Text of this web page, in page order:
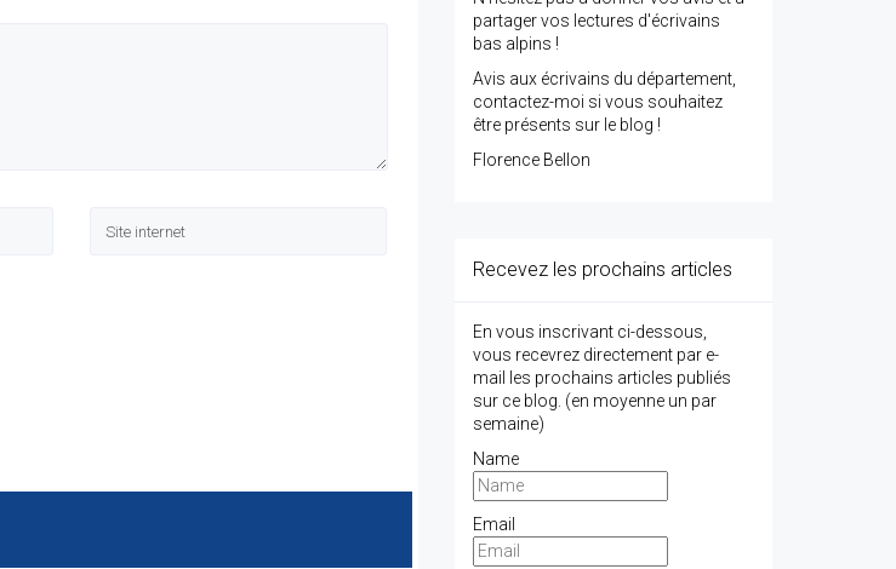
partager vos lectures d'écrivains
bas alpins !
Avis aux écrivains du département,
contactez-moi si vous souhaitez
être présents sur le blog !
Florence Bellon
Recevez les prochains articles
En vous inscrivant ci-dessous,
vous recevrez directement par e-
mail les prochains articles publiés
sur ce blog. (en moyenne un par
semaine)
Name
Email